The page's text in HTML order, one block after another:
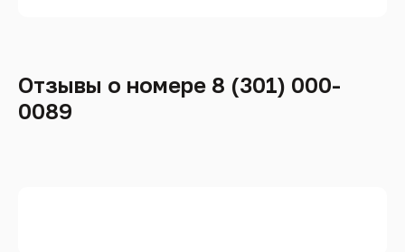
Отзывы о номере 8 (301) 000-
0089